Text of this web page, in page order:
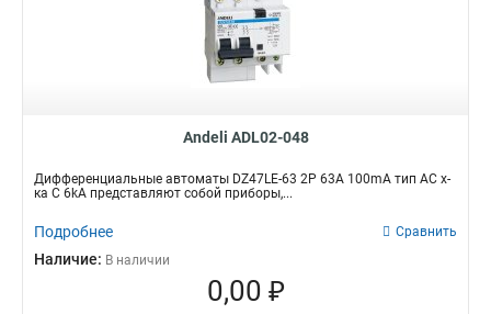
Andeli ADL02-048
Дифференциальные автоматы DZ47LE-63 2P 63A 100mA тип AC х-
ка С 6kA представляют собой приборы,...
Подробнее Сравнить
Наличие: В наличии
0,00 ₽